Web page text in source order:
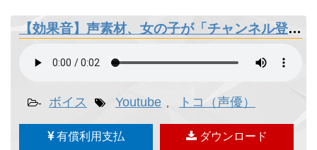
【効果音】声素材、女の子が「チャンネル登録お願いします」
- ボイス Youtube トコ（声優）
有償利用支払 ダウンロード